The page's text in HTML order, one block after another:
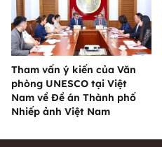
Tham vấn ý kiến của Văn
phòng UNESCO tại Việt
Nam về Đề án Thành phố
Nhiếp ảnh Việt Nam